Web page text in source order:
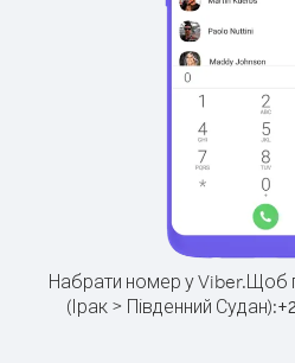
Набрати номер у Viber.Щоб
(Ірак > Південний Судан):+